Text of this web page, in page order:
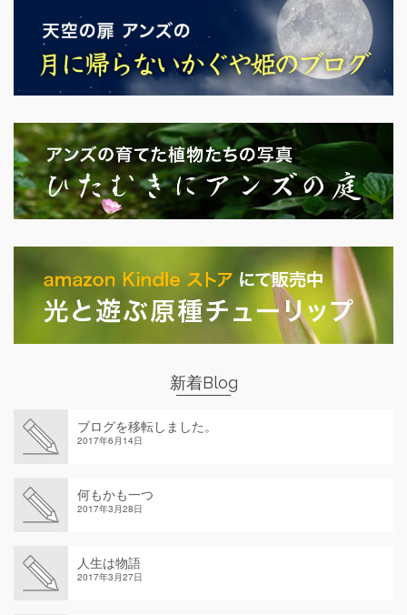
新着Blog
ブログを移転しました。
2017年6月14日
何もかも一つ
2017年3月28日
人生は物語
2017年3月27日